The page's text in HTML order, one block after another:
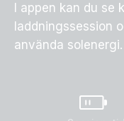
I appen kan du
laddningssession
använda